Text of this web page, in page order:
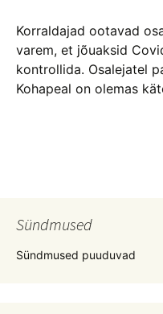
Korraldajad ootavad
varem, et jõuaksid
kontrollida. Osalejatel
Kohapeal on olemas
töölaud
Sündmused
Sündmused puuduvad